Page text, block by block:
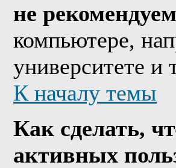
не рекомендуем
компьютере,
университете и
К началу темы
Как сделать,
активных